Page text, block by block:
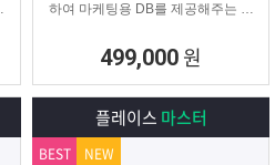
하여 마케팅용 DB를 제공해주는 프
499,000 원
플레이스 마스터
BEST NEW